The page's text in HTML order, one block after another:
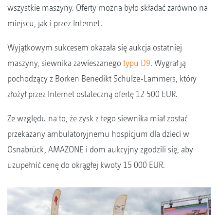
wszystkie maszyny. Oferty można było składać zarówno na
miejscu, jak i przez Internet.
Wyjątkowym sukcesem okazała się aukcja ostatniej
maszyny, siewnika zawieszanego typu D9. Wygrał ją
pochodzący z Borken Benedikt Schulze-Lammers, który
złożył przez Internet ostateczną ofertę 12 500 EUR.
Ze względu na to, że zysk z tego siewnika miał zostać
przekazany ambulatoryjnemu hospicjum dla dzieci w
Osnabrück, AMAZONE i dom aukcyjny zgodzili się, aby
uzupełnić cenę do okrągłej kwoty 15 000 EUR.